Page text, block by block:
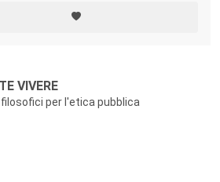
oggigiorno la pena sostenibile.
VIVERE
per l'etica pubblica